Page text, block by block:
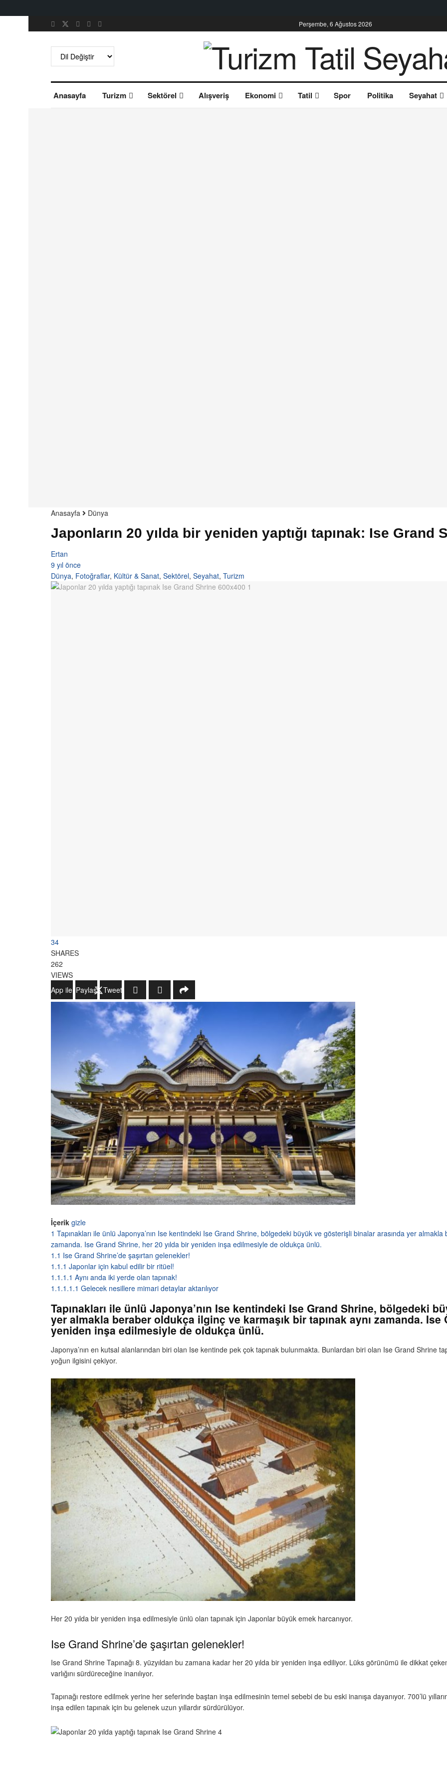
Perşembe, 6 Ağustos 2026
Anasayfa Turizm Sektörel Alışveriş Ekonomi Tatil Spor Politika Seyahat
Anasayfa Dünya
Japonların 20 yılda bir yeniden yaptığı tapınak: Ise Grand
Ertan
9 yıl önce
Dünya, Fotoğraflar, Kültür & Sanat, Sektörel, Seyahat, Turizm
34
SHARES
262
VIEWS
WhatsApp ile Gönder
Paylaş Tweetle
İçerik gizle
1 Tapınakları ile ünlü Japonya’nın Ise kentindeki Ise Grand Shrine, bölgedeki büyük ve gösterişli binalar arasında yer
zamanda. Ise Grand Shrine, her 20 yılda bir yeniden inşa edilmesiyle de oldukça ünlü.
1.1 Ise Grand Shrine’de şaşırtan gelenekler!
1.1.1 Japonlar için kabul edilir bir ritüel!
1.1.1.1 Aynı anda iki yerde olan tapınak!
1.1.1.1.1 Gelecek nesillere mimari detaylar aktarılıyor
Tapınakları ile ünlü Japonya’nın Ise kentindeki Ise Grand Shrine, bölgedeki
yer almakla beraber oldukça ilginç ve karmaşık bir tapınak aynı zamanda. Ise
yeniden inşa edilmesiyle de oldukça ünlü.
Japonya’nın en kutsal alanlarından biri olan Ise kentinde pek çok tapınak bulunmakta. Bunlardan biri olan Ise Grand Shrine
yoğun ilgisini çekiyor.
Her 20 yılda bir yeniden inşa edilmesiyle ünlü olan tapınak için Japonlar büyük emek harcanıyor.
Ise Grand Shrine’de şaşırtan gelenekler!
Ise Grand Shrine Tapınağı 8. yüzyıldan bu zamana kadar her 20 yılda bir yeniden inşa ediliyor. Lüks görünümü ile dikkat
varlığını sürdüreceğine inanılıyor.
Tapınağı restore edilmek yerine her seferinde baştan inşa edilmesinin temel sebebi de bu eski inanışa dayanıyor. 700’lü
inşa edilen tapınak için bu gelenek uzun yıllardır sürdürülüyor.